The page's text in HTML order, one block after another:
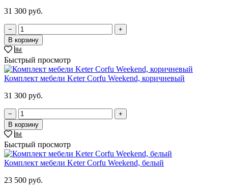
31 300 руб.
−
+
В корзину
Быстрый просмотр
Комплект мебели Keter Corfu Weekend, коричневый
31 300 руб.
−
+
В корзину
Быстрый просмотр
Комплект мебели Keter Corfu Weekend, белый
23 500 руб.